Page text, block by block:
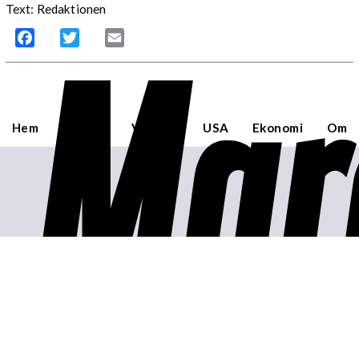
Text: Redaktionen
Facebook Twitter
Hem Världen USA Ekonomi Om